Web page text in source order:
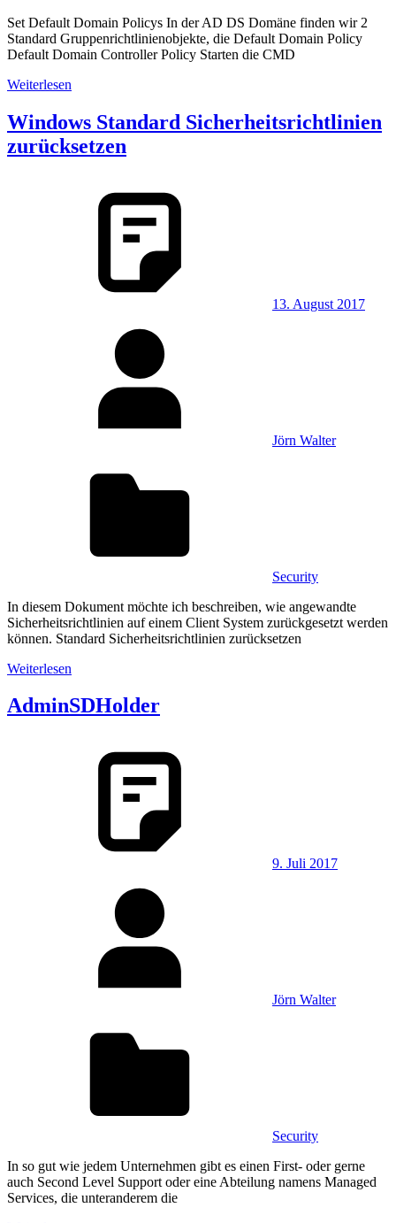
Set Default Domain Policys In der AD DS Domäne finden wir 2
Standard Gruppenrichtlinienobjekte, die Default Domain Policy
Default Domain Controller Policy Starten die CMD
Weiterlesen
Windows Standard Sicherheitsrichtlinien
zurücksetzen
13. August 2017
Jörn Walter
Security
In diesem Dokument möchte ich beschreiben, wie angewandte
Sicherheitsrichtlinien auf einem Client System zurückgesetzt werden
können. Standard Sicherheitsrichtlinien zurücksetzen
Weiterlesen
AdminSDHolder
9. Juli 2017
Jörn Walter
Security
In so gut wie jedem Unternehmen gibt es einen First- oder gerne
auch Second Level Support oder eine Abteilung namens Managed
Services, die unteranderem die